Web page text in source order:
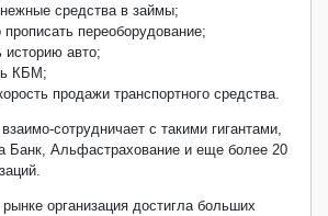
средства в займы;
переоборудование;
историю авто;
КБМ;
продажи транспортного средства.
сотрудничает с такими гигантами,
Банк, Альфастрахование и еще более 20
организация достигла больших